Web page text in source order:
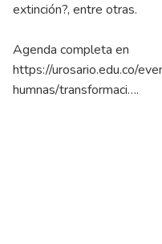
extinción?, entre otras.
Agenda completa en
https://urosario.edu.co/
humnas/transformaci….